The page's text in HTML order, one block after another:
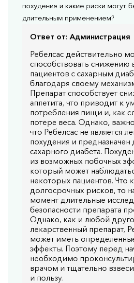
похудения и какие риски могут
длительным применением?
Ответ от: Администрация
Ребелсас действительно
способствовать снижению
пациентов с сахарным
благодаря своему
Препарат способствует
аппетита, что приводит к
потребления пищи и, как
потере веса. Однако,
что Ребелсас не является
похудения и предназначен
сахарного диабета.
из возможных побочных
который может
некоторых пациентов. Что
долгосрочных рисков, то
момент длительные
безопасности препарата
Однако, как и любой
лекарственный препарат,
может иметь
эффекты. Поэтому перед
необходимо
врачом и тщательно
и пользу.